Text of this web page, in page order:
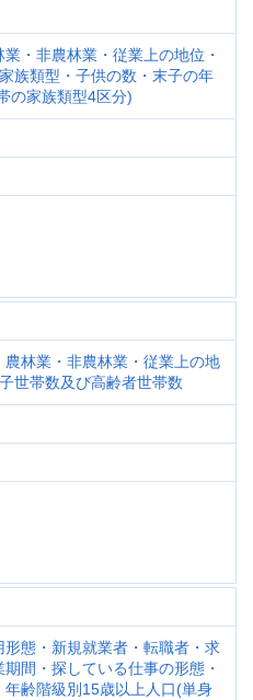
・非農林業・従業上の地位・
族類型・子供の数・末子の年
の家族類型4区分)
林業・非農林業・従業上の地
世帯数及び高齢者世帯数
態・新規就業者・転職者・求
間・探している仕事の形態・
齢階級別15歳以上人口(単身